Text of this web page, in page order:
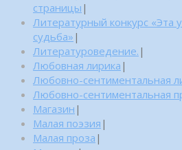
страницы |
Литературный конкурс «Эта
судьба» |
Литературоведение. |
Любовная лирика |
Любовно-сентиментальная
Любовно-сентиментальная
Магазин |
Малая поэзия |
Малая проза |